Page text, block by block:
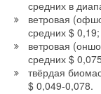
средних в
ветровая
средних $ 0,19;
ветровая
средних $
твёрдая
$ 0,049-0,078.